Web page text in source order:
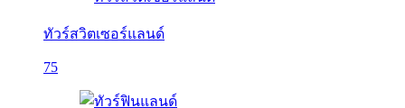
ทัวร์สวิตเซอร์แลนด์
75